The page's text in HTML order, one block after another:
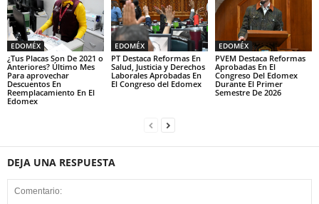
EDOMÉX
¿Tus Placas Son De 2021 o
Anteriores? Último Mes
Para aprovechar
Descuentos En
Reemplacamiento En El
Edomex
EDOMÉX
PT Destaca Reformas En
Salud, Justicia y Derechos
Laborales Aprobadas En
El Congreso del Edomex
EDOMÉX
PVEM Destaca Reformas
Aprobadas En El
Congreso Del Edomex
Durante El Primer
Semestre De 2026
DEJA UNA RESPUESTA